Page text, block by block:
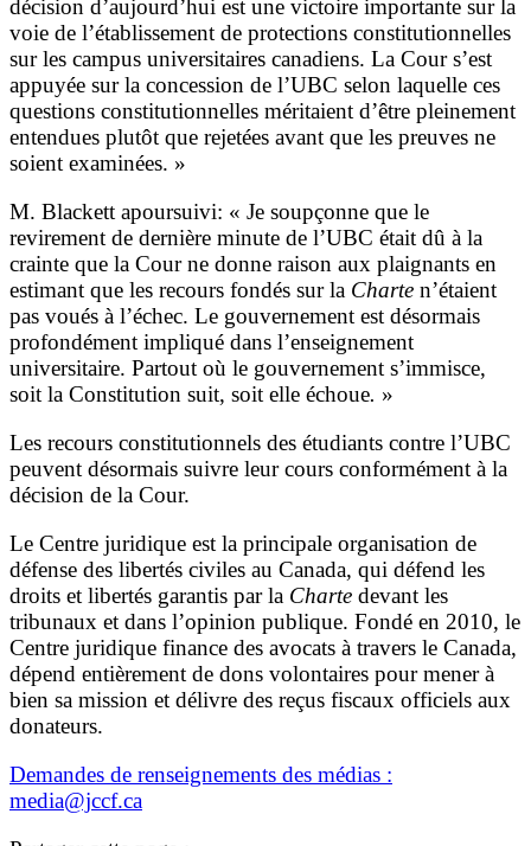
décision d’aujourd’hui est une victoire importante sur la
voie de l’établissement de protections constitutionnelles
sur les campus universitaires canadiens. La Cour s’est
appuyée sur la concession de l’UBC selon laquelle ces
questions constitutionnelles méritaient d’être pleinement
entendues plutôt que rejetées avant que les preuves ne
soient examinées. »
M. Blackett apoursuivi: « Je soupçonne que le
revirement de dernière minute de l’UBC était dû à la
crainte que la Cour ne donne raison aux plaignants en
estimant que les recours fondés sur la Charte n’étaient
pas voués à l’échec. Le gouvernement est désormais
profondément impliqué dans l’enseignement
universitaire. Partout où le gouvernement s’immisce,
soit la Constitution suit, soit elle échoue. »
Les recours constitutionnels des étudiants contre l’UBC
peuvent désormais suivre leur cours conformément à la
décision de la Cour.
Le Centre juridique est la principale organisation de
défense des libertés civiles au Canada, qui défend les
droits et libertés garantis par la Charte devant les
tribunaux et dans l’opinion publique. Fondé en 2010, le
Centre juridique finance des avocats à travers le Canada,
dépend entièrement de dons volontaires pour mener à
bien sa mission et délivre des reçus fiscaux officiels aux
donateurs.
Demandes de renseignements des médias :
media@jccf.ca